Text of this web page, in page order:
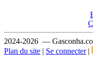
2024-2026 —
Plan du site | Se connecter|